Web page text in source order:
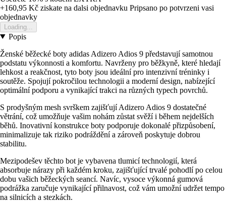
+160,95 Kč ziskate na dalsi objednavku Pripsano po potvrzeni vasi
objednavky
Loading...
Popis
Ženské běžecké boty adidas Adizero Adios 9 představují samotnou
podstatu výkonnosti a komfortu. Navrženy pro běžkyně, které hledají
lehkost a reakčnost, tyto boty jsou ideální pro intenzivní tréninky i
soutěže. Spojují pokročilou technologii a moderní design, nabízející
optimální podporu a vynikající trakci na různých typech povrchů.
S prodyšným mesh svrškem zajišťují Adizero Adios 9 dostatečné
větrání, což umožňuje vašim nohám zůstat svěží i během nejdelších
běhů. Inovativní konstrukce boty podporuje dokonalé přizpůsobení,
minimalizuje tak riziko podráždění a zároveň poskytuje dobrou
stabilitu.
Mezipodešev těchto bot je vybavena tlumicí technologií, která
absorbuje nárazy při každém kroku, zajišťující trvalé pohodlí po celou
dobu vašich běžeckých seancí. Navíc, vysoce výkonná gumová
podrážka zaručuje vynikající přilnavost, což vám umožní udržet tempo
na silnicích a stezkách.